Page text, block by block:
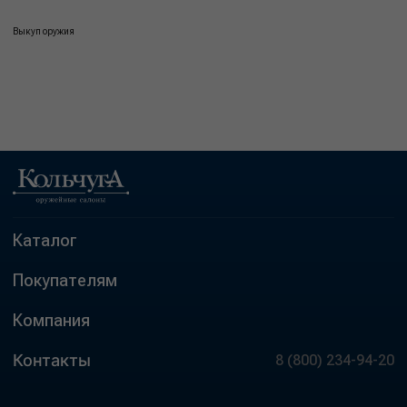
Выкуп оружия
Каталог
Покупателям
Компания
Контакты 8 (800) 234-94-20